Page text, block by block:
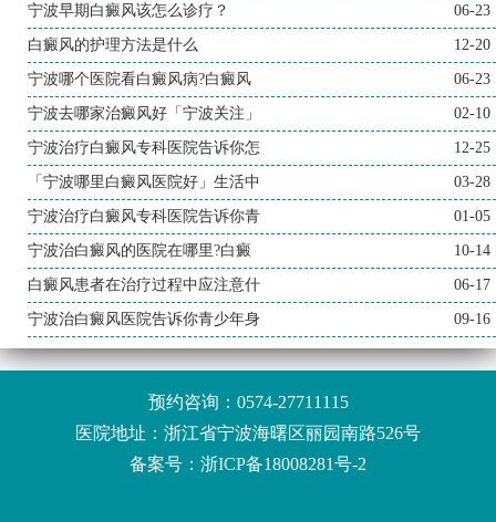
宁波早期白癜风该怎么诊疗？ 06-23
白癜风的护理方法是什么 12-20
宁波哪个医院看白癜风病?白癜风 06-23
宁波去哪家治癜风好「宁波关注」 02-10
宁波治疗白癜风专科医院告诉你怎 12-25
「宁波哪里白癜风医院好」生活中 03-28
宁波治疗白癜风专科医院告诉你青 01-05
宁波治白癜风的医院在哪里?白癜 10-14
白癜风患者在治疗过程中应注意什 06-17
宁波治白癜风医院告诉你青少年身 09-16
预约咨询： 0574-27711115
医院地址：浙江省宁波海曙区丽园南路526号
备案号： 浙ICP备18008281号-2